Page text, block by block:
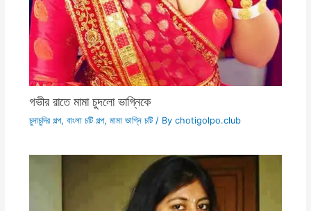
গভীর রাতে মামা চুদলো ভাগ্নিকে
চুদাচুদির গল্প, বাংলা চটি গল্প, মামা ভাগ্নি চটি/ By chotigolpo.club